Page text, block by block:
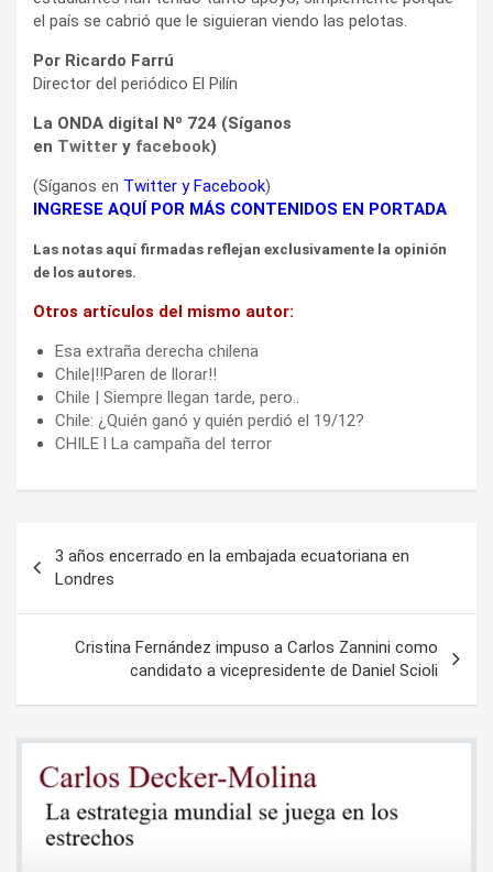
el país se cabrió que le siguieran viendo las pelotas.
Por Ricardo Farrú
Director del periódico El Pilín
La ONDA digital Nº 724 (Síganos
en Twitter y facebook)
(Síganos en Twitter yFacebook)
INGRESE AQUÍ POR MÁS CONTENIDOS EN PORTADA
Las notas aquí firmadas reflejan exclusivamente la opinión
de los autores.
Otros artículos del mismo autor:
Esa extraña derecha chilena
Chile|!!Paren de llorar!!
Chile | Siempre llegan tarde, pero..
Chile: ¿Quién ganó y quién perdió el 19/12?
CHILE l La campaña del terror
de
entradas
3 años encerrado en la embajada ecuatoriana en
Londres
Cristina Fernández impuso a Carlos Zannini como
candidato a vicepresidente de Daniel Scioli